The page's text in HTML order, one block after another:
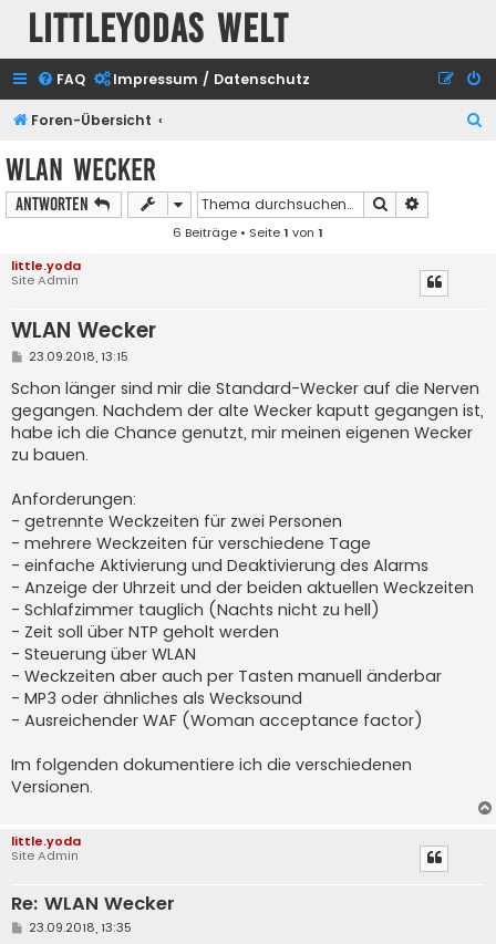
Littleyodas Welt
FAQ Impressum / Datenschutz
Foren-Übersicht
WLAN Wecker
Antworten Suche
6 Beiträge • Seite1 von 1
little.yoda
Site Admin
WLAN Wecker
B
i
t
r
a
g
23.09.2018, 13:15
Schon länger sind mir die Standard-Wecker auf die Nerven
gegangen. Nachdem der alte Wecker kaputt gegangen ist,
habe ich die Chance genutzt, mir meinen eigenen Wecker
zu bauen.
Anforderungen:
- getrennte Weckzeiten für zwei Personen
- mehrere Weckzeiten für verschiedene Tage
- einfache Aktivierung und Deaktivierung des Alarms
- Anzeige der Uhrzeit und der beiden aktuellen Weckzeiten
- Schlafzimmer tauglich (Nachts nicht zu hell)
- Zeit soll über NTP geholt werden
- Steuerung über WLAN
- Weckzeiten aber auch per Tasten manuell änderbar
- MP3 oder ähnliches als Wecksound
- Ausreichender WAF (Woman acceptance factor)
Im folgenden dokumentiere ich die verschiedenen
Versionen.
little.yoda
Site Admin
Re: WLAN Wecker
B23.09.2018, 13:35